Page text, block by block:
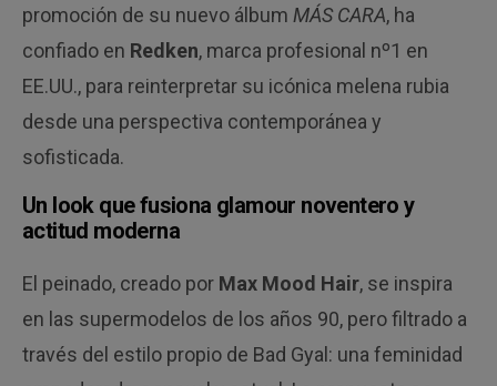
promoción de su nuevo álbum MÁS CARA, ha
confiado en Redken, marca profesional nº1 en
EE.UU., para reinterpretar su icónica melena rubia
desde una perspectiva contemporánea y
sofisticada.
Un look que fusiona glamour noventero y
actitud moderna
El peinado, creado por Max Mood Hair, se inspira
en las supermodelos de los años 90, pero filtrado a
través del estilo propio de Bad Gyal: una feminidad